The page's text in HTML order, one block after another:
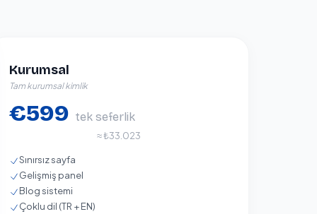
Kurumsal
Tam kurumsal kimlik
€599 tek seferlik
≈ ₺33.023
Sınırsız sayfa
Gelişmiş panel
Blog sistemi
Çoklu dil (TR + EN)